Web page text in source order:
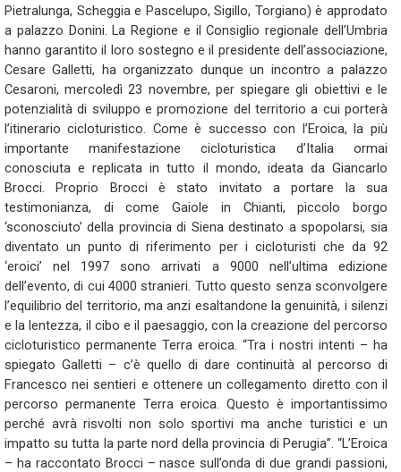
Pietralunga, Scheggia e Pascelupo, Sigillo, Torgiano) è approdato
a palazzo Donini. La Regione e il Consiglio regionale dell’Umbria
hanno garantito il loro sostegno e il presidente dell’associazione,
Cesare Galletti, ha organizzato dunque un incontro a palazzo
Cesaroni, mercoledì 23 novembre, per spiegare gli obiettivi e le
potenzialità di sviluppo e promozione del territorio a cui porterà
l’itinerario cicloturistico. Come è successo con l’Eroica, la più
importante manifestazione cicloturistica d’Italia ormai
conosciuta e replicata in tutto il mondo, ideata da Giancarlo
Brocci. Proprio Brocci è stato invitato a portare la sua
testimonianza, di come Gaiole in Chianti, piccolo borgo
‘sconosciuto’ della provincia di Siena destinato a spopolarsi, sia
diventato un punto di riferimento per i cicloturisti che da 92
‘eroici’ nel 1997 sono arrivati a 9000 nell’ultima edizione
dell’evento, di cui 4000 stranieri. Tutto questo senza sconvolgere
l’equilibrio del territorio, ma anzi esaltandone la genuinità, i silenzi
e la lentezza, il cibo e il paesaggio, con la creazione del percorso
cicloturistico permanente Terra eroica. “Tra i nostri intenti – ha
spiegato Galletti – c’è quello di dare continuità al percorso di
Francesco nei sentieri e ottenere un collegamento diretto con il
percorso permanente Terra eroica. Questo è importantissimo
perché avrà risvolti non solo sportivi ma anche turistici e un
impatto su tutta la parte nord della provincia di Perugia”. “L’Eroica
– ha raccontato Brocci – nasce sull’onda di due grandi passioni,